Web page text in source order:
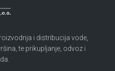
i distribucija vode,
te prikupljanje, odvoz i